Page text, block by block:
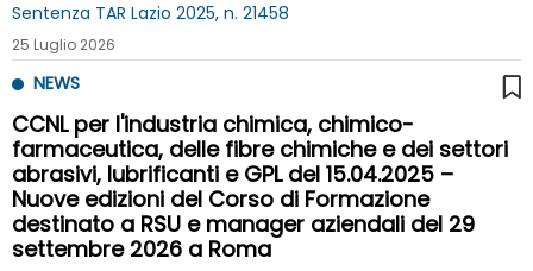
Sentenza TAR Lazio 2025, n. 21458
25 Luglio 2026
NEWS
CCNL per l'industria chimica, chimico-
farmaceutica, delle fibre chimiche e dei settori
abrasivi, lubrificanti e GPL del 15.04.2025 –
Nuove edizioni del Corso di Formazione
destinato a RSU e manager aziendali del 29
settembre 2026 a Roma